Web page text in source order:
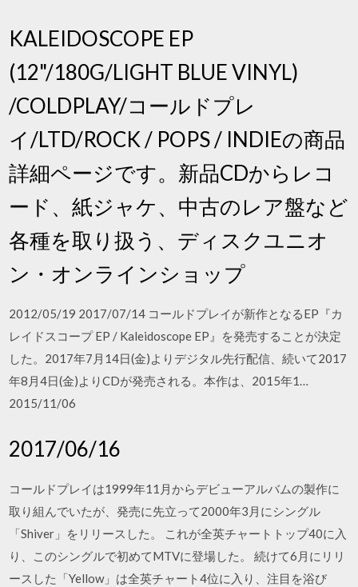
KALEIDOSCOPE EP
(12"/180G/LIGHT BLUE VINYL)
/COLDPLAY/コールドプレ
イ/LTD/ROCK / POPS / INDIEの商品
詳細ページです。新品CDからレコ
ード、紙ジャケ、中古のレア盤など
各種を取り扱う、ディスクユニオ
ン・オンラインショップ
2012/05/19 2017/07/14 コールドプレイが新作となるEP『カ
レイドスコープ EP / Kaleidoscope EP』を発売することが決定
した。2017年7月14日(金)よりデジタル先行配信、続いて2017
年8月4日(金)よりCDが発売される。本作は、2015年1…
2015/11/06
2017/06/16
コールドプレイは1999年11月からデビューアルバムの製作に
取り組んでいたが、発売に先立って2000年3月にシングル
「Shiver」をリリースした。 これが全英チャートトップ40に入
り、このシングルで初めてMTVに登場した。 続けて6月にリリ
ースした「Yellow」は全英チャート4位に入り、注目を浴び